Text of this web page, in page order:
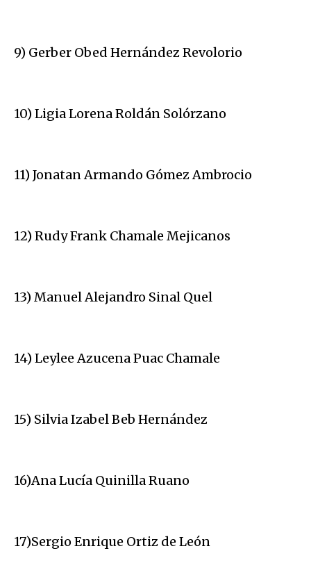
9) Gerber Obed Hernández Revolorio
10) Ligia Lorena Roldán Solórzano
11) Jonatan Armando Gómez Ambrocio
12) Rudy Frank Chamale Mejicanos
13) Manuel Alejandro Sinal Quel
14) Leylee Azucena Puac Chamale
15) Silvia Izabel Beb Hernández
16)Ana Lucía Quinilla Ruano
17)Sergio Enrique Ortiz de León